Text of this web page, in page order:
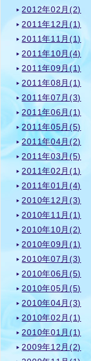
2012年02月(2)
2011年12月(1)
2011年11月(1)
2011年10月(4)
2011年09月(1)
2011年08月(1)
2011年07月(3)
2011年06月(1)
2011年05月(5)
2011年04月(2)
2011年03月(5)
2011年02月(1)
2011年01月(4)
2010年12月(3)
2010年11月(1)
2010年10月(2)
2010年09月(1)
2010年07月(3)
2010年06月(5)
2010年05月(5)
2010年04月(3)
2010年02月(1)
2010年01月(1)
2009年12月(2)